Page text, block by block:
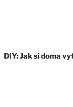
DIY: Jak si doma